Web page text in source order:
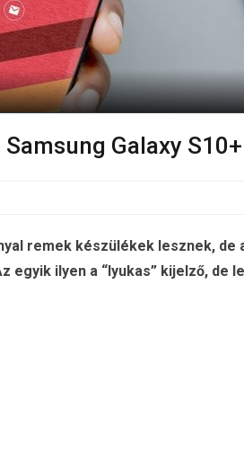
Galaxy S10+
remek készülékek lesznek, de
egyik ilyen a “lyukas” kijelző, de